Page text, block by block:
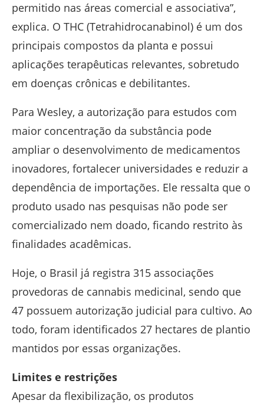
permitido nas áreas comercial e associativa”,
explica. O THC (Tetrahidrocanabinol) é um dos
principais compostos da planta e possui
aplicações terapêuticas relevantes, sobretudo
em doenças crônicas e debilitantes.
Para Wesley, a autorização para estudos com
maior concentração da substância pode
ampliar o desenvolvimento de medicamentos
inovadores, fortalecer universidades e reduzir a
dependência de importações. Ele ressalta que o
produto usado nas pesquisas não pode ser
comercializado nem doado, ficando restrito às
finalidades acadêmicas.
Hoje, o Brasil já registra 315 associações
provedoras de cannabis medicinal, sendo que
47 possuem autorização judicial para cultivo. Ao
todo, foram identificados 27 hectares de plantio
mantidos por essas organizações.
Limites e restrições
Apesar da flexibilização, os produtos